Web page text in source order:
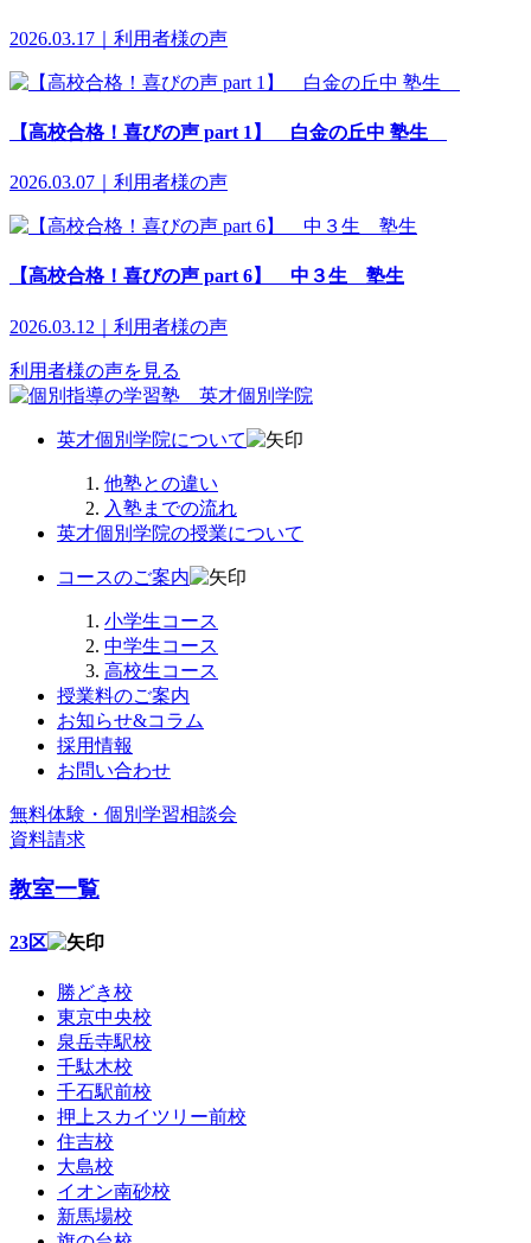
2026.03.17｜利用者様の声
【高校合格！喜びの声 part 1】 白金の丘中 塾生
2026.03.07｜利用者様の声
【高校合格！喜びの声 part 6】 中３生 塾生
2026.03.12｜利用者様の声
利用者様の声を見る
英才個別学院について
他塾との違い
入塾までの流れ
英才個別学院の授業について
コースのご案内
小学生コース
中学生コース
高校生コース
授業料のご案内
お知らせ&コラム
採用情報
お問い合わせ
無料体験・個別学習相談会
資料請求
教室一覧
23区
勝どき校
東京中央校
泉岳寺駅校
千駄木校
千石駅前校
押上スカイツリー前校
住吉校
大島校
イオン南砂校
新馬場校